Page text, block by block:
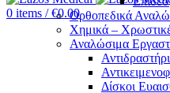
0 items / €0.00Ορθοπεδικά
Χημικά –
Αναλώσιμα
Δίσκοι